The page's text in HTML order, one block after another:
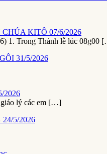
KITÔ 07/6/2026
Trong Thánh lễ lúc 08g00
2026
lý các em […]